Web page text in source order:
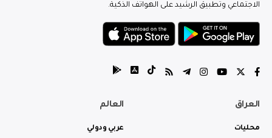
الاجتماعي وتطبيق الرشيد على الهواتف الذكية.
العراق
محليات
العالم
عربي ودولي